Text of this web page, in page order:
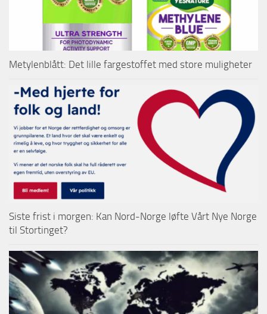
Metylenblått: Det lille fargestoffet med store muligheter
Siste frist i morgen: Kan Nord-Norge løfte Vårt Nye Norge
til Stortinget?